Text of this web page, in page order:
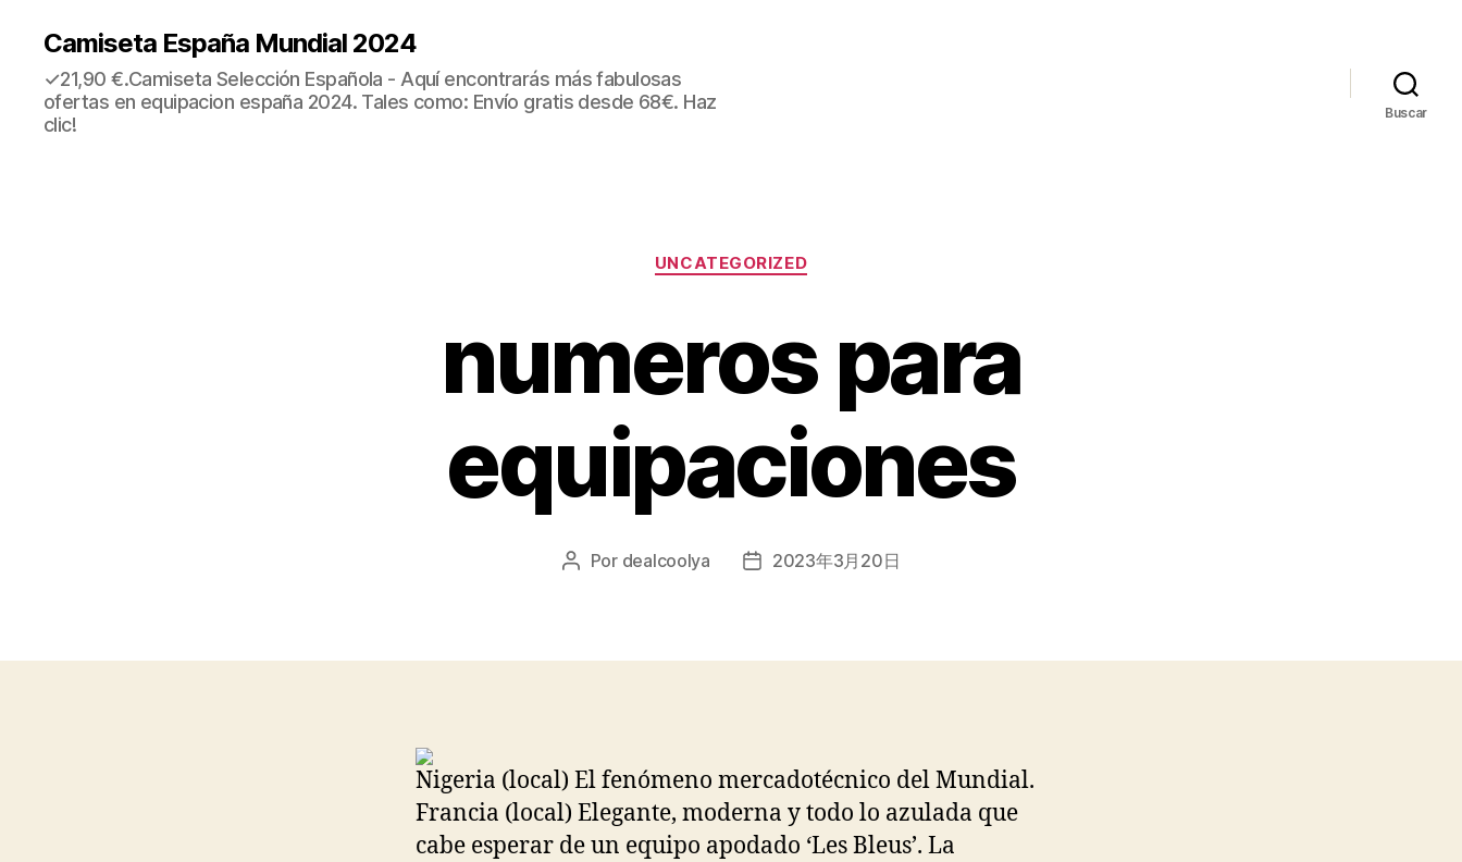
Camiseta España Mundial 2024
✓21,90 €.Camiseta Selección Española - Aquí encontrarás más fabulosas
ofertas en equipacion españa 2024. Tales como: Envío gratis desde 68€. Haz
clic!
Buscar
Categorías
UNCATEGORIZED
numeros para
equipaciones
Autor
Por dealcoolya
Fecha2023年3月20日
Nigeria (local) El fenómeno mercadotécnico del Mundial.
Francia (local) Elegante, moderna y todo lo azulada que
cabe esperar de un equipo apodado ‘Les Bleus’. La